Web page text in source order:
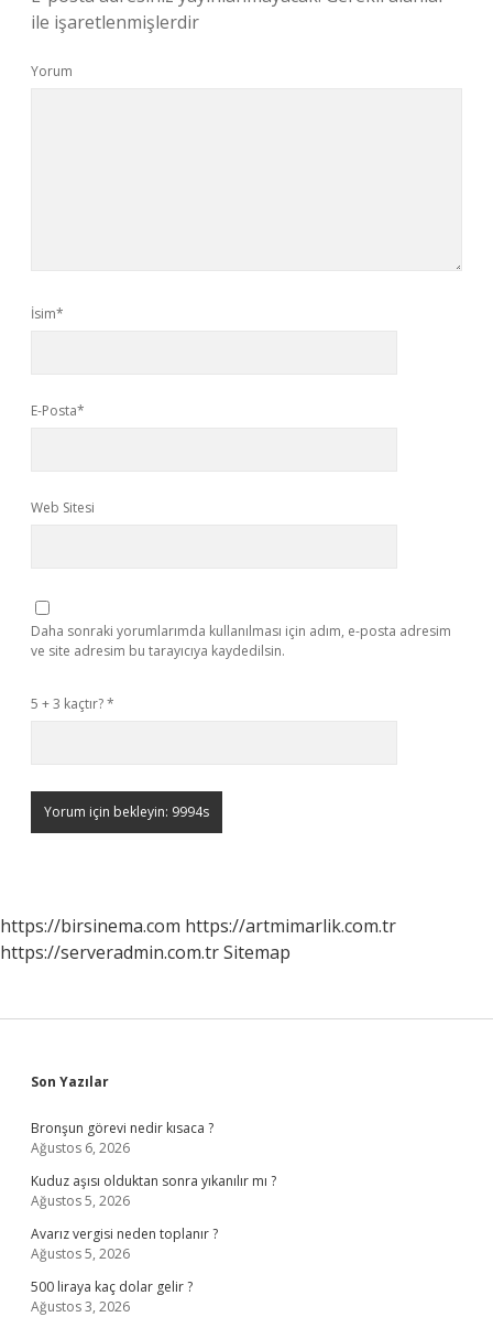
ile işaretlenmişlerdir
Yorum
İsim*
E-Posta*
Web Sitesi
Daha sonraki yorumlarımda kullanılması için adım, e-posta adresim
ve site adresim bu tarayıcıya kaydedilsin.
5 + 3 kaçtır?*
https://birsinema.com https://artmimarlik.com.tr
https://serveradmin.com.trSitemap
Sidebar
Son Yazılar
Bronşun görevi nedir kısaca ?
Ağustos 6, 2026
Kuduz aşısı olduktan sonra yıkanılır mı ?
Ağustos 5, 2026
Avarız vergisi neden toplanır ?
Ağustos 5, 2026
500 liraya kaç dolar gelir ?
Ağustos 3, 2026